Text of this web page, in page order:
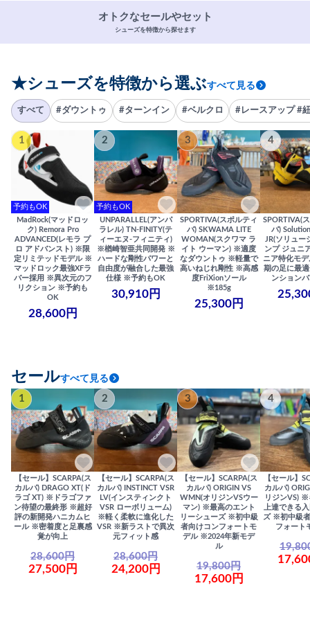
オトクなセールやセット
シューズを特徴から探せます
★シューズを特徴から選ぶすべて見る
すべて #ダウントゥ #ターンイン #ベルクロ #レースアップ #
1
予約もOK
MadRock(マッドロッ
ク) Remora Pro
ADVANCED(レモラ プ
ロ アドバンスト) ※限
定リミテッドモデル ※
マッドロック最強XFラ
バー採用 ※異次元のフ
リクション ※予約も
OK
28,600円
2
予約もOK
UNPARALLEL(アンパ
ラレル) TN-FINITY(テ
ィーエヌ-フィニティ)
※楢崎智亜共同開発 ※
ハードな剛性パワーと
自由度が融合した最強
仕様 ※予約もOK
30,910円
3
SPORTIVA(スポルティ
バ) SKWAMA LITE
WOMAN(スクワマ ラ
イト ウーマン) ※適度
なダウントゥ ※軽量で
高いねじれ剛性 ※高感
度FriXionソール
※185g
25,300円
4
SPORTIVA(
バ)
JR(ソリュー
ンプ ジュニ
ニア特化モ
期の足に最
ンション
セールすべて見る
1
【セール】SCARPA(ス
カルパ) DRAGO XT(ド
ラゴ XT) ※ドラゴファ
ン待望の最終形 ※超好
評の新開発ハニカムヒ
ール ※密着度と足裏感
覚が向上
28,600円
27,500円
2
【セール】SCARPA(ス
カルパ) INSTINCT VSR
LV(インスティンクト
VSR ローボリューム)
※軽く柔軟に進化した
VSR ※新ラストで異次
元フィット感
28,600円
24,200円
3
【セール】SCARPA(ス
カルパ) ORIGIN VS
WMN(オリジンVSウー
マン) ※最高のエント
リーシューズ ※初中級
者向けコンフォートモ
デル ※2024年新モデ
ル
19,800円
17,600円
4
【セール】
カルパ)
リジンVS) ※
上達できる
ズ ※初中級
フォート